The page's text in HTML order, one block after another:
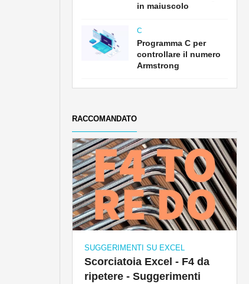
in maiuscolo
C
Programma C per
controllare il numero
Armstrong
RACCOMANDATO
SUGGERIMENTI SU EXCEL
Scorciatoia Excel - F4 da
ripetere - Suggerimenti